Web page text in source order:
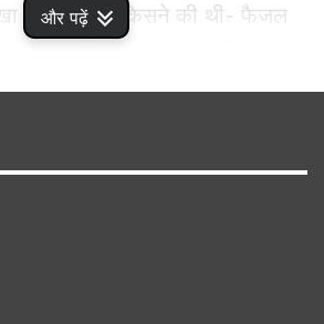
और पढ़ें
कि फायरिंग किसने की थी- फैजल
खान जेल से बाहर हैं। पुलिस ने
है।"